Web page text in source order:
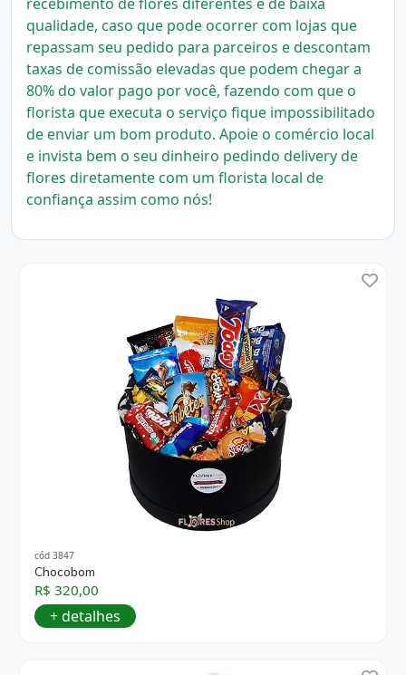
qualidade, caso que pode ocorrer com lojas que
repassam seu pedido para parceiros e descontam
taxas de comissão elevadas que podem chegar a
80% do valor pago por você, fazendo com que o
florista que executa o serviço fique impossibilitado
de enviar um bom produto. Apoie o comércio local
e invista bem o seu dinheiro pedindo delivery de
flores diretamente com um florista local de
confiança assim como nós!
cód 3847
Chocobom
R$ 320,00
+ detalhes